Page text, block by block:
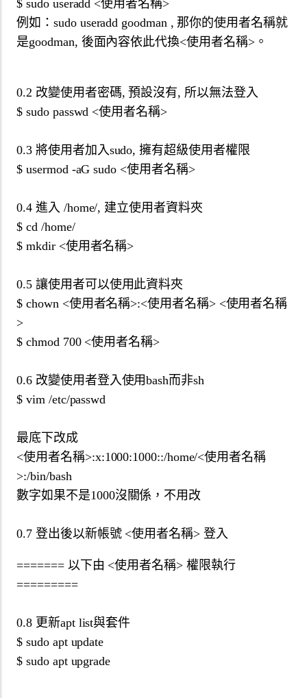
$ sudo useradd <使用者名稱>
例如：sudo useradd goodman , 那你的使用者名稱就
是goodman, 後面內容依此代換<使用者名稱>。
0.2 改變使用者密碼, 預設沒有, 所以無法登入
$ sudo passwd <使用者名稱>
0.3 將使用者加入sudo, 擁有超級使用者權限
$ usermod -aG sudo <使用者名稱>
0.4 進入 /home/, 建立使用者資料夾
$ cd /home/
$ mkdir <使用者名稱>
0.5 讓使用者可以使用此資料夾
$ chown <使用者名稱>:<使用者名稱> <使用者名稱
>
$ chmod 700 <使用者名稱>
0.6 改變使用者登入使用bash而非sh
$ vim /etc/passwd
最底下改成
<使用者名稱>:x:1000:1000::/home/<使用者名稱
>:/bin/bash
數字如果不是1000沒關係，不用改
0.7 登出後以新帳號 <使用者名稱> 登入
======= 以下由 <使用者名稱> 權限執行
=========
0.8 更新apt list與套件
$ sudo apt update
$ sudo apt upgrade